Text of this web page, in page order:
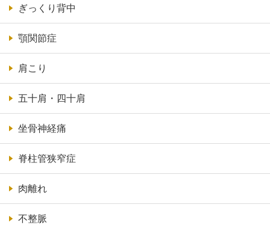
ぎっくり背中
顎関節症
肩こり
五十肩・四十肩
坐骨神経痛
脊柱管狭窄症
肉離れ
不整脈